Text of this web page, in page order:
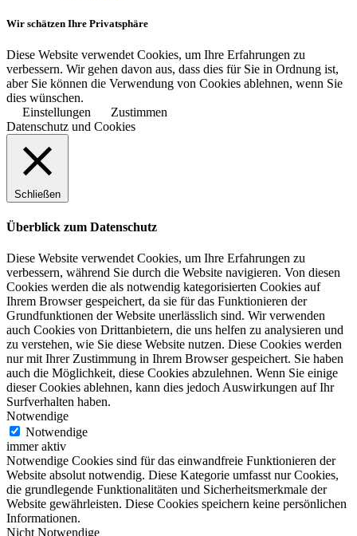
Wir schätzen Ihre Privatsphäre
Diese Website verwendet Cookies, um Ihre Erfahrungen zu
verbessern. Wir gehen davon aus, dass dies für Sie in Ordnung ist,
aber Sie können die Verwendung von Cookies ablehnen, wenn Sie
dies wünschen.
Einstellungen
Zustimmen
Datenschutz und Cookies
Schließen
Überblick zum Datenschutz
Diese Website verwendet Cookies, um Ihre Erfahrungen zu
verbessern, während Sie durch die Website navigieren. Von diesen
Cookies werden die als notwendig kategorisierten Cookies auf
Ihrem Browser gespeichert, da sie für das Funktionieren der
Grundfunktionen der Website unerlässlich sind. Wir verwenden
auch Cookies von Drittanbietern, die uns helfen zu analysieren und
zu verstehen, wie Sie diese Website nutzen. Diese Cookies werden
nur mit Ihrer Zustimmung in Ihrem Browser gespeichert. Sie haben
auch die Möglichkeit, diese Cookies abzulehnen. Wenn Sie einige
dieser Cookies ablehnen, kann dies jedoch Auswirkungen auf Ihr
Surfverhalten haben.
Notwendige
Notwendige
immer aktiv
Notwendige Cookies sind für das einwandfreie Funktionieren der
Website absolut notwendig. Diese Kategorie umfasst nur Cookies,
die grundlegende Funktionalitäten und Sicherheitsmerkmale der
Website gewährleisten. Diese Cookies speichern keine persönlichen
Informationen.
Nicht Notwendige